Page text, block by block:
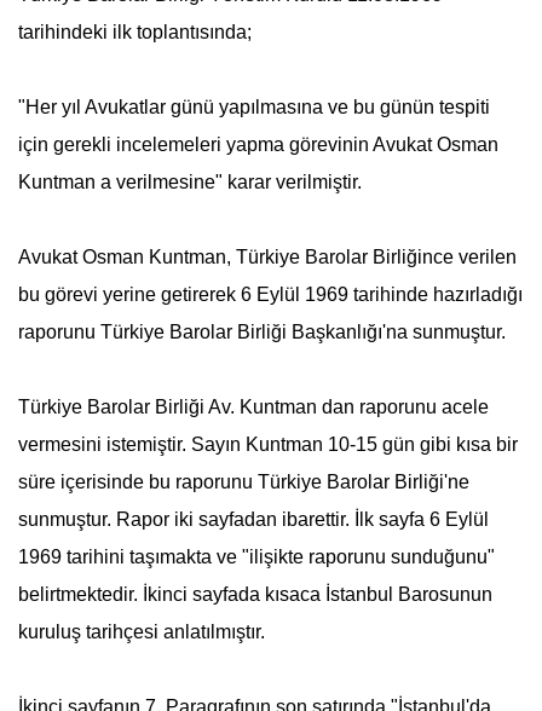
tarihindeki ilk toplantısında;
"Her yıl Avukatlar günü yapılmasına ve bu günün tespiti
için gerekli incelemeleri yapma görevinin Avukat Osman
Kuntman a verilmesine" karar verilmiştir.
Avukat Osman Kuntman, Türkiye Barolar Birliğince verilen
bu görevi yerine getirerek 6 Eylül 1969 tarihinde hazırladığı
raporunu Türkiye Barolar Birliği Başkanlığı'na sunmuştur.
Türkiye Barolar Birliği Av. Kuntman dan raporunu acele
vermesini istemiştir. Sayın Kuntman 10-15 gün gibi kısa bir
süre içerisinde bu raporunu Türkiye Barolar Birliği'ne
sunmuştur. Rapor iki sayfadan ibarettir. İlk sayfa 6 Eylül
1969 tarihini taşımakta ve "ilişikte raporunu sunduğunu"
belirtmektedir. İkinci sayfada kısaca İstanbul Barosunun
kuruluş tarihçesi anlatılmıştır.
İkinci sayfanın 7. Paragrafının son satırında "İstanbul'da